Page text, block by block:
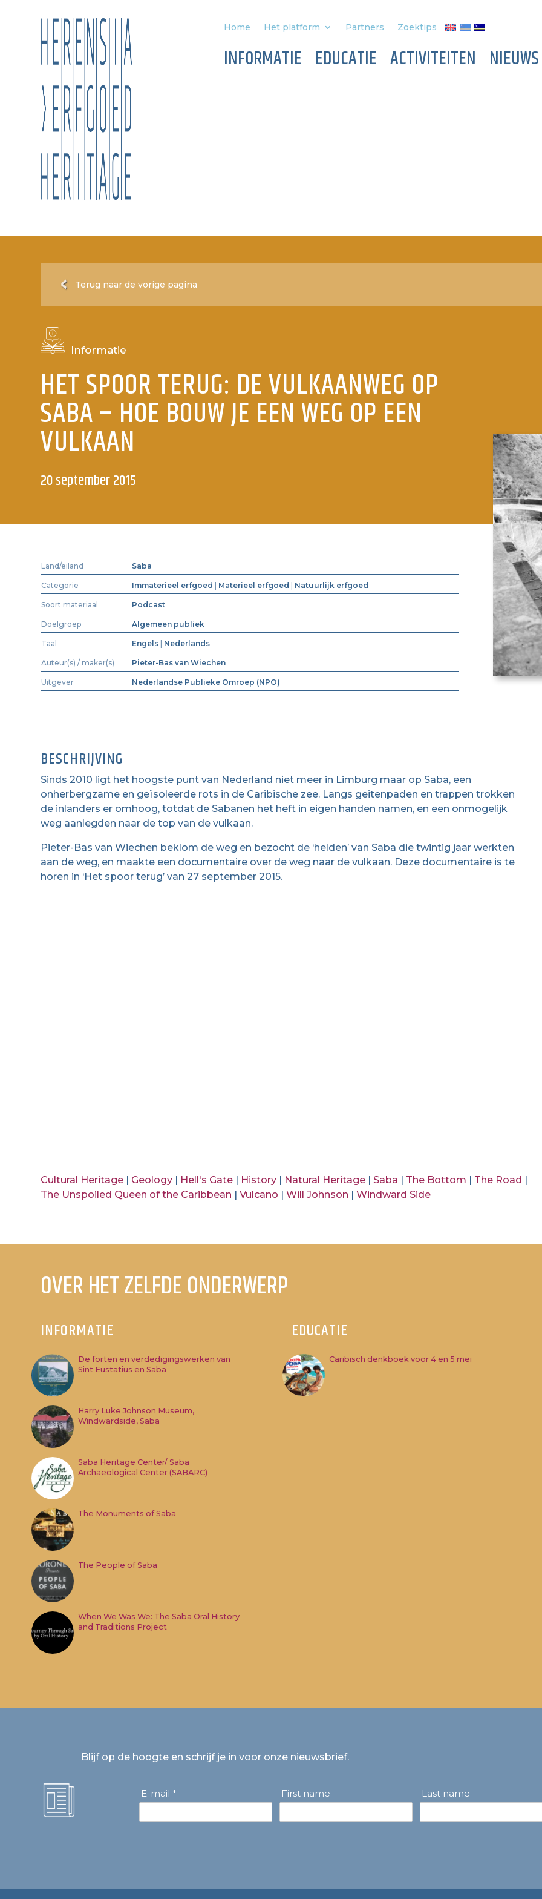
Home Het platform Partners Zoektips
INFORMATIE EDUCATIE ACTIVITEITEN NIEUWS
Terug naar de vorige pagina
Informatie
HET SPOOR TERUG: DE VULKAANWEG OP
SABA – HOE BOUW JE EEN WEG OP EEN
VULKAAN
20 september 2015
Land/eiland Saba
Categorie Immaterieel erfgoed Materieel erfgoed Natuurlijk erfgoed
Soort materiaal Podcast
Doelgroep Algemeen publiek
Taal Engels Nederlands
Auteur(s) / maker(s) Pieter-Bas van Wiechen
Uitgever Nederlandse Publieke Omroep (NPO)
BESCHRIJVING
Sinds 2010 ligt het hoogste punt van Nederland niet meer in Limburg maar op Saba, een
onherbergzame en geïsoleerde rots in de Caribische zee. Langs geitenpaden en trappen trokken
de inlanders er omhoog, totdat de Sabanen het heft in eigen handen namen, en een onmogelijk
weg aanlegden naar de top van de vulkaan.
Pieter-Bas van Wiechen beklom de weg en bezocht de ‘helden’ van Saba die twintig jaar werkten
aan de weg, en maakte een documentaire over de weg naar de vulkaan. Deze documentaire is te
horen in ‘Het spoor terug’ van 27 september 2015.
Cultural Heritage Geology Hell's Gate History Natural Heritage Saba The Bottom The Road
The Unspoiled Queen of the Caribbean |Vulcano |Will Johnson |Windward Side
OVER HET ZELFDE ONDERWERP
INFORMATIE
De forten en verdedigingswerken van
Sint Eustatius en Saba
Harry Luke Johnson Museum,
Windwardside, Saba
Saba Heritage Center/ Saba
Archaeological Center (SABARC)
The Monuments of Saba
The People of Saba
When We Was We: The Saba Oral History
and Traditions Project
EDUCATIE
Caribisch denkboek voor 4 en 5 mei
Blijf op de hoogte en schrijf je in voor onze nieuwsbrief.
E-mail * First name
Last name